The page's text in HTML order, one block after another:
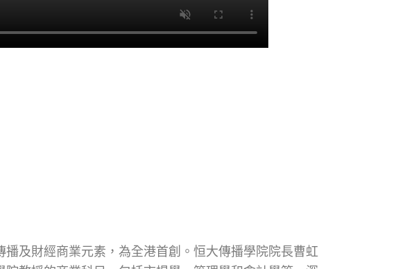
及財經商業元素，為全港首創。恒大傳播學院院長曹虹